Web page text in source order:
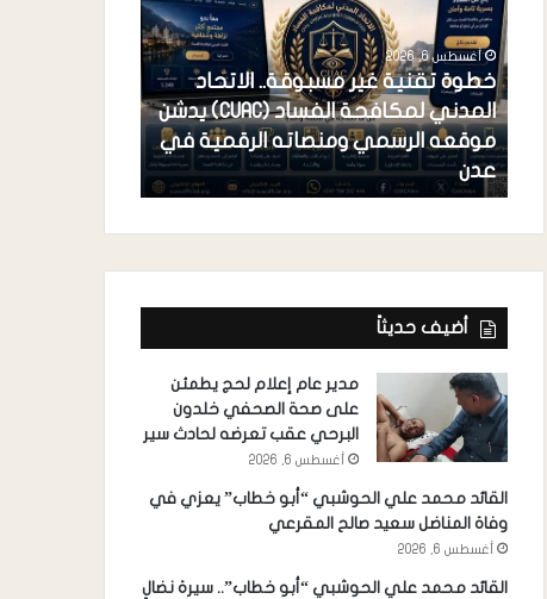
أغسطس 6, 2026
خطوة تقنية غير مسبوقة.. الاتحاد
المدني لمكافحة الفساد (CUAC) يدشن
موقعه الرسمي ومنصاته الرقمية في
عدن
أضيف حديثاً
مدير عام إعلام لحج يطمئن
على صحة الصحفي خلدون
البرحي عقب تعرضه لحادث سير
أغسطس 6, 2026
القائد محمد علي الحوشبي “أبو خطاب” يعزي في
وفاة المناضل سعيد صالح المقرعي
أغسطس 6, 2026
القائد محمد علي الحوشبي “أبو خطاب”.. سيرة نضالٍ